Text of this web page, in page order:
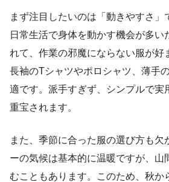
まず注目したいのは「動きやすさ」
日常生活で身体を動かす機会が多い
れて、作業の邪魔にならない服が好
長袖のTシャツやポロシャツ、薄手
適です。派手すぎず、シンプルで実
重宝されます。
また、季節に合った服の選び方も欠
ーの気候は基本的に温暖ですが、山
むこともあります。このため、秋か